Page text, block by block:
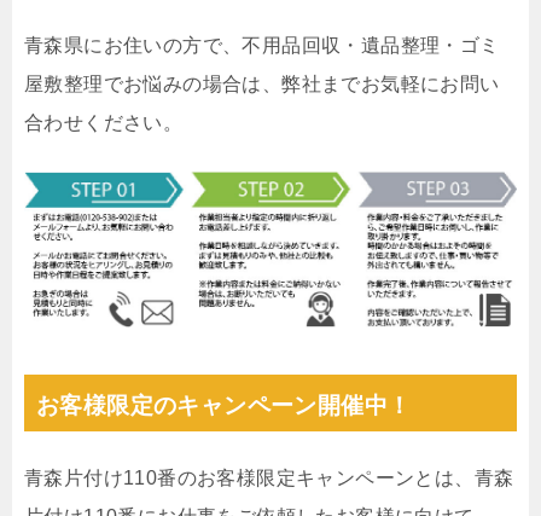
青森県にお住いの方で、不用品回収・遺品整理・ゴミ
屋敷整理でお悩みの場合は、弊社までお気軽にお問い
合わせください。
お客様限定のキャンペーン開催中！
青森片付け110番のお客様限定キャンペーンとは、青森